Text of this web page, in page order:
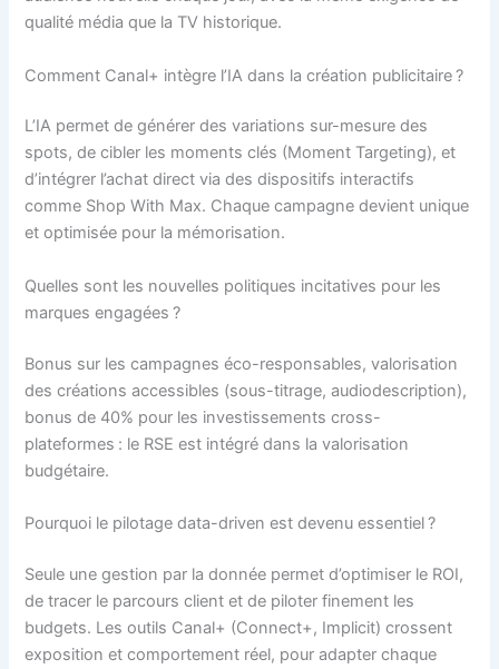
qualité média que la TV historique.
Comment Canal+ intègre l’IA dans la création publicitaire ?
L’IA permet de générer des variations sur-mesure des
spots, de cibler les moments clés (Moment Targeting), et
d’intégrer l’achat direct via des dispositifs interactifs
comme Shop With Max. Chaque campagne devient unique
et optimisée pour la mémorisation.
Quelles sont les nouvelles politiques incitatives pour les
marques engagées ?
Bonus sur les campagnes éco-responsables, valorisation
des créations accessibles (sous-titrage, audiodescription),
bonus de 40% pour les investissements cross-
plateformes : le RSE est intégré dans la valorisation
budgétaire.
Pourquoi le pilotage data-driven est devenu essentiel ?
Seule une gestion par la donnée permet d’optimiser le ROI,
de tracer le parcours client et de piloter finement les
budgets. Les outils Canal+ (Connect+, Implicit) crossent
exposition et comportement réel, pour adapter chaque